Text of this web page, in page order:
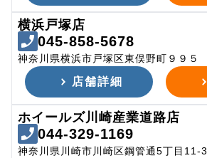
横浜戸塚店
045-858-5678
神奈川県横浜市戸塚区東俣野町９９５
店舗詳細
ホイールズ川崎産業道路店
044-329-1169
神奈川県川崎市川崎区鋼管通5丁目11-3